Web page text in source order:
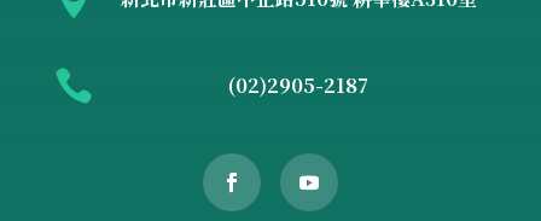
 (02)2905-2187